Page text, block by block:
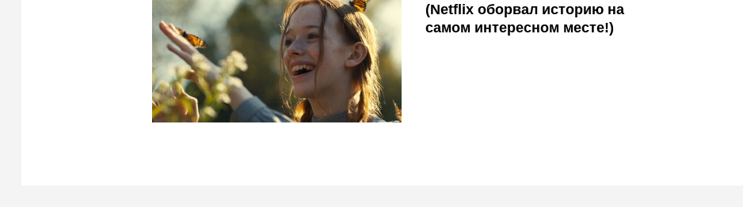
(Netflix оборвал историю на
самом интересном месте!)